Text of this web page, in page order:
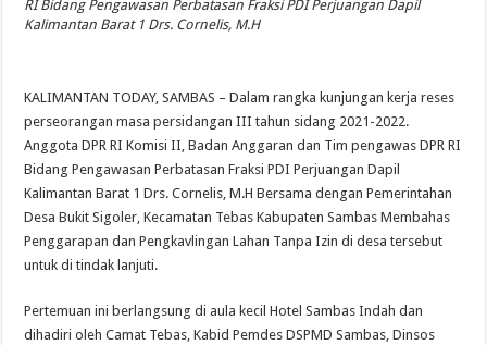
RI Bidang Pengawasan Perbatasan Fraksi PDI Perjuangan Dapil
Kalimantan Barat 1 Drs. Cornelis, M.H
KALIMANTAN TODAY, SAMBAS – Dalam rangka kunjungan kerja reses
perseorangan masa persidangan III tahun sidang 2021-2022.
Anggota DPR RI Komisi II, Badan Anggaran dan Tim pengawas DPR RI
Bidang Pengawasan Perbatasan Fraksi PDI Perjuangan Dapil
Kalimantan Barat 1 Drs. Cornelis, M.H Bersama dengan Pemerintahan
Desa Bukit Sigoler, Kecamatan Tebas Kabupaten Sambas Membahas
Penggarapan dan Pengkavlingan Lahan Tanpa Izin di desa tersebut
untuk di tindak lanjuti.
Pertemuan ini berlangsung di aula kecil Hotel Sambas Indah dan
dihadiri oleh Camat Tebas, Kabid Pemdes DSPMD Sambas, Dinsos